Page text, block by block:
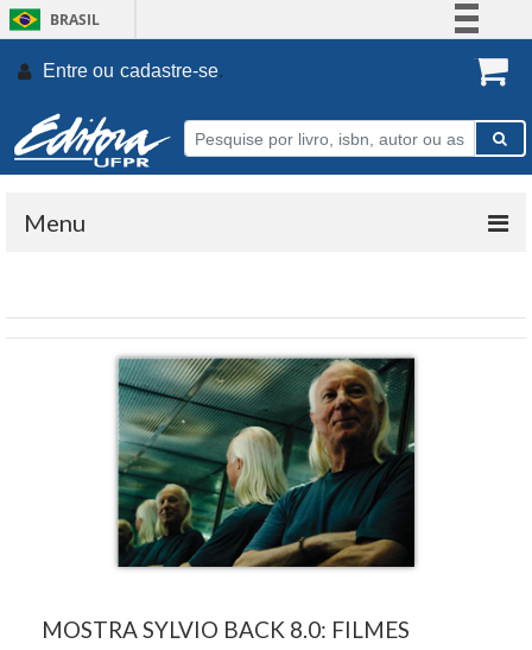
BRASIL
Participe
Entre ou cadastre-se.
Menu
MOSTRA SYLVIO BACK 8.0: FILMES